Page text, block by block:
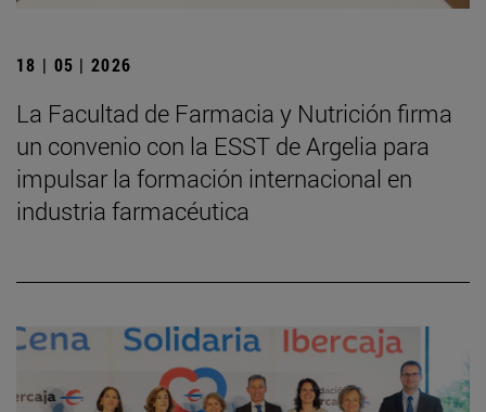
18 | 05 | 2026
La Facultad de Farmacia y Nutrición firma
un convenio con la ESST de Argelia para
impulsar la formación internacional en
industria farmacéutica